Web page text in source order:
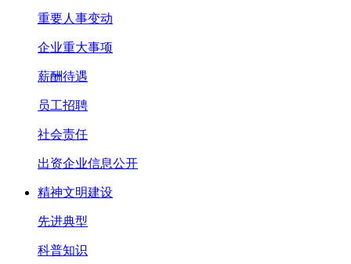
重要人事变动
企业重大事项
薪酬待遇
员工招聘
社会责任
出资企业信息公开
精神文明建设
先进典型
科普知识